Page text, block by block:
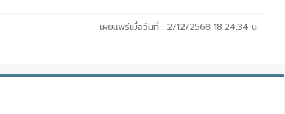
เผยแพร่เมื่อวันที่ : 2/12/2568 18:24:34 น.